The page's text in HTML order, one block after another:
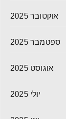
אוקטובר 2025
ספטמבר 2025
אוגוסט 2025
יולי 2025